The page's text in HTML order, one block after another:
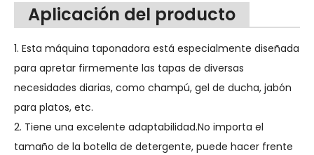
Aplicación del producto
1. Esta máquina taponadora está especialmente diseñada
para apretar firmemente las tapas de diversas
necesidades diarias, como champú, gel de ducha, jabón
para platos, etc.
2. Tiene una excelente adaptabilidad.No importa el
tamaño de la botella de detergente, puede hacer frente